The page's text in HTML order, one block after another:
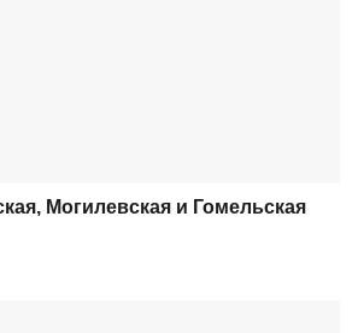
Могилевская и Гомельская